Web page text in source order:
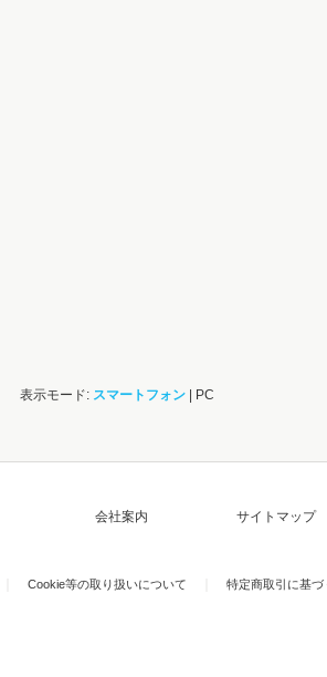
表示モード: スマートフォン | PC
会社案内 サイトマップ
Cookie等の取り扱いについて
特定商取引に基づ